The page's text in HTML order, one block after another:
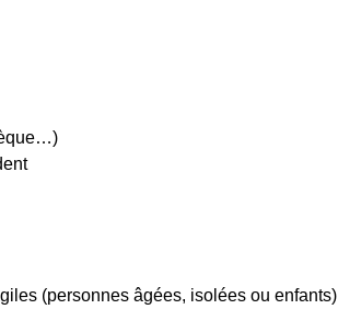
(personnes âgées, isolées ou enfants)